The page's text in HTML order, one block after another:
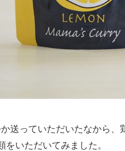
送っていただいたなから
をいただいてみました。